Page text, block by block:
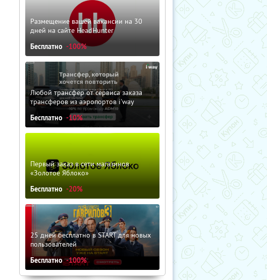
Размещение вашей вакансии на 30
дней на сайте HeadHunter
Бесплатно -100%
Любой трансфер от сервиса заказа
трансферов из аэропортов i'way
Бесплатно -10%
Первый заказ в сети магазинов
«Золотое Яблоко»
Бесплатно -20%
25 дней бесплатно в START для новых
пользователей
Бесплатно -100%